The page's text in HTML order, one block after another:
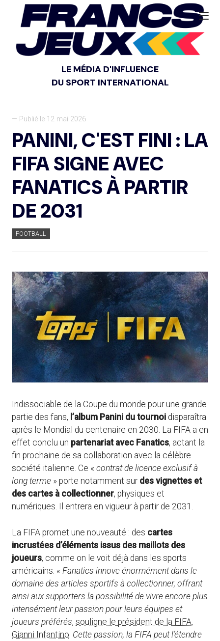
LE MÉDIA D'INFLUENCE
DU SPORT INTERNATIONAL
— Publié le 12 mai 2026
PANINI, C'EST FINI : LA
FIFA SIGNE AVEC
FANATICS À PARTIR
DE 2031
FOOTBALL
Indissociable de la Coupe du monde pour une grande
partie des fans, l’album Panini du tournoi disparaîtra
après le Mondial du centenaire en 2030. La FIFA a en
effet conclu un partenariat avec Fanatics, actant la
fin prochaine de sa collaboration avec la célèbre
société italienne. Ce « contrat de licence exclusif à
long terme » porte notamment surdes vignettes et
des cartes à collectionner, physiques et
numériques. Il entrera en vigueur à partir de 2031.
La FIFA promet une nouveauté : des cartes
incrustées d’éléments issus des maillots des
joueurs, comme on le voit déjà dans les sports
américains. « Fanatics innove énormément dans le
domaine des articles sportifs à collectionner, offrant
ainsi aux supporters la possibilité de vivre encore plus
intensément leur passion pour leurs équipes et
joueurs préférés, souligne le président de la FIFA,
Gianni Infantino Cette passion, la FIFA peut l’étendre